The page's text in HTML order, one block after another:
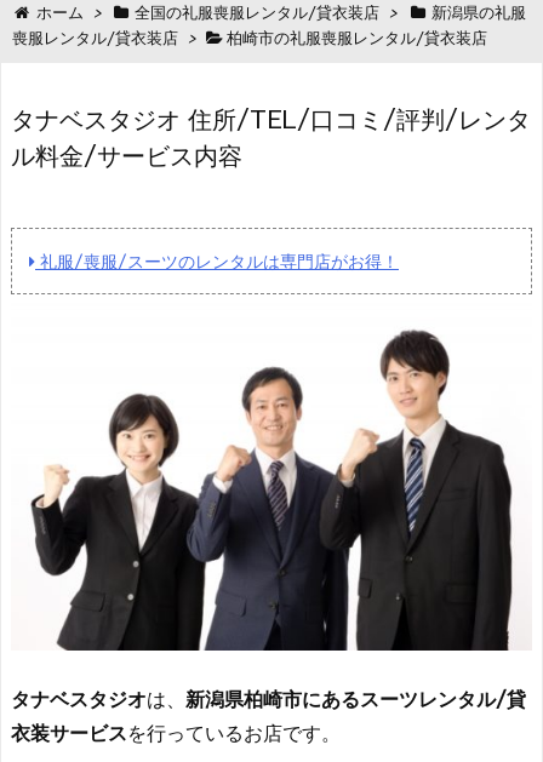
ホーム > 全国の礼服喪服レンタル/貸衣装店 >
新潟県の礼服
喪服レンタル/貸衣装店 > 柏崎市の礼服喪服レンタル/貸衣装店
タナベスタジオ 住所/TEL/口コミ/評判/レンタ
ル料金/サービス内容
礼服/喪服/スーツのレンタルは専門店がお得！
タナベスタジオは、 新潟県柏崎市にあるスーツレンタル/貸
衣装サービスを行っているお店です。